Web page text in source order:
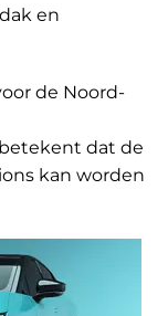
en
de Noord-
dat de
kan worden